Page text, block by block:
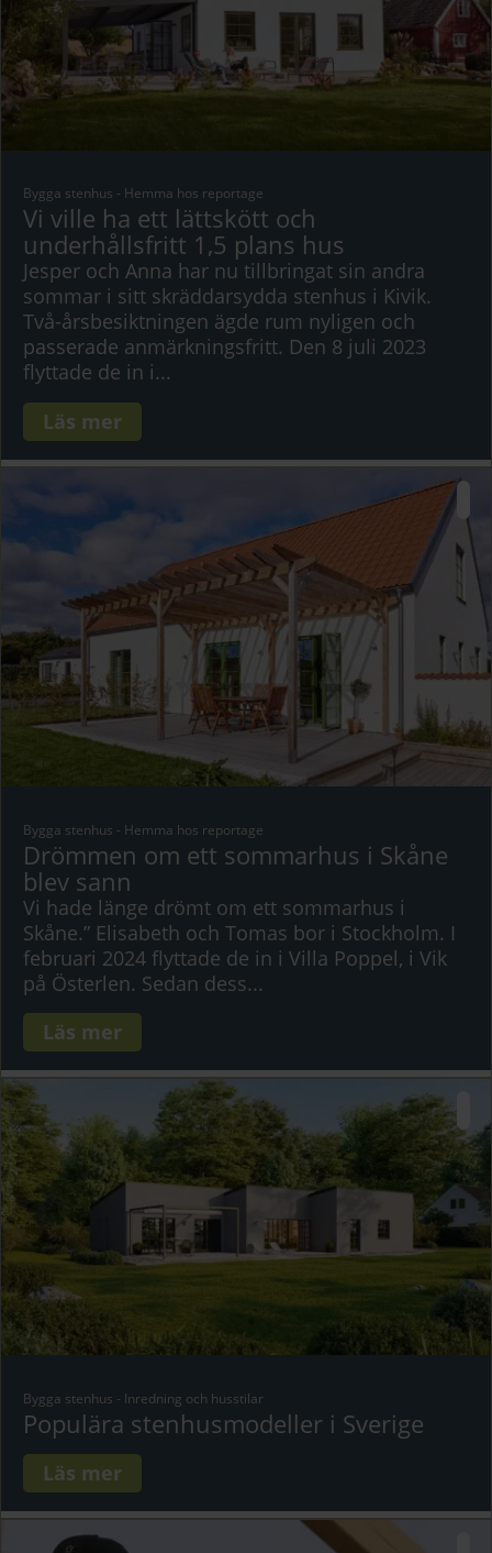
Bygga stenhus - Hemma hos reportage
Vi ville ha ett lättskött och
underhållsfritt 1,5 plans hus
Jesper och Anna har nu tillbringat sin andra
sommar i sitt skräddarsydda stenhus i Kivik.
Två-årsbesiktningen ägde rum nyligen och
passerade anmärkningsfritt. Den 8 juli 2023
flyttade de in i...
Läs mer
Bygga stenhus - Hemma hos reportage
Drömmen om ett sommarhus i Skåne
blev sann
Vi hade länge drömt om ett sommarhus i
Skåne.” Elisabeth och Tomas bor i Stockholm. I
februari 2024 flyttade de in i Villa Poppel, i Vik
på Österlen. Sedan dess...
Läs mer
Bygga stenhus - Inredning och husstilar
Populära stenhusmodeller i Sverige
Läs mer